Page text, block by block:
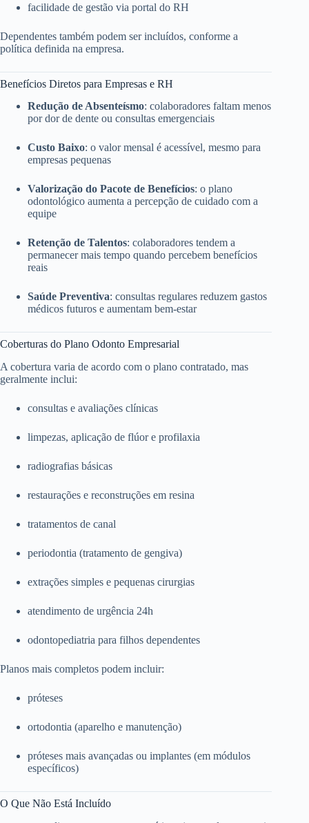
facilidade de gestão via portal do RH
Dependentes também podem ser incluídos, conforme a
política definida na empresa.
Benefícios Diretos para Empresas e RH
Redução de Absenteísmo: colaboradores faltam menos
por dor de dente ou consultas emergenciais
Custo Baixo: o valor mensal é acessível, mesmo para
empresas pequenas
Valorização do Pacote de Benefícios: o plano
odontológico aumenta a percepção de cuidado com a
equipe
Retenção de Talentos: colaboradores tendem a
permanecer mais tempo quando percebem benefícios
reais
Saúde Preventiva: consultas regulares reduzem gastos
médicos futuros e aumentam bem-estar
Coberturas do Plano Odonto Empresarial
A cobertura varia de acordo com o plano contratado, mas
geralmente inclui:
consultas e avaliações clínicas
limpezas, aplicação de flúor e profilaxia
radiografias básicas
restaurações e reconstruções em resina
tratamentos de canal
periodontia (tratamento de gengiva)
extrações simples e pequenas cirurgias
atendimento de urgência 24h
odontopediatria para filhos dependentes
Planos mais completos podem incluir:
próteses
ortodontia (aparelho e manutenção)
próteses mais avançadas ou implantes (em módulos
específicos)
O Que Não Está Incluído